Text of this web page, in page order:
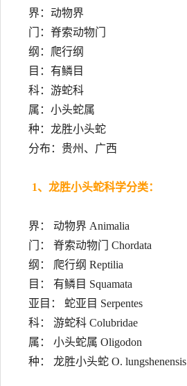
界：动物界
门：脊索动物门
纲：爬行纲
目：有鳞目
科：游蛇科
属：小头蛇属
种：龙胜小头蛇
分布：贵州、广西
1、龙胜小头蛇科学分类：
界： 动物界 Animalia
门： 脊索动物门 Chordata
纲： 爬行纲 Reptilia
目： 有鳞目 Squamata
亚目： 蛇亚目 Serpentes
科： 游蛇科 Colubridae
属： 小头蛇属 Oligodon
种： 龙胜小头蛇 O. lungshenensis